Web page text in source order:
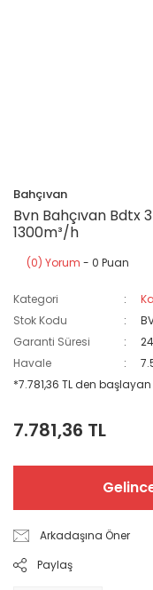
Bahçıvan
Bvn Bahçıvan Bdtx
1300m³/h
(0) Yorum - 0 Puan
Kategori
Stok Kodu
Garanti Süresi
Havale
*7.781,36 TL den
7.781,36 TL
Arkadaşına Öner
Paylaş